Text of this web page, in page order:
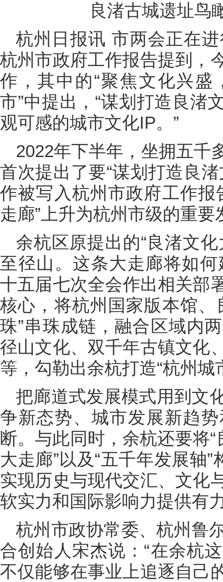
良渚古城遗址鸟
杭州日报讯 市两会正在
杭州市政府工作报告提到，
作，其中的“聚焦文化兴
市”中提出，“谋划打造良渚
观可感的城市文化IP。”
2022年下半年，坐拥五千
首次提出了要“谋划打造良
作被写入杭州市政府工作报
走廊”上升为杭州市级的重
余杭区原提出的“良渚文
至径山。这条大走廊将如
十五届七次全会作出相关
核心，将杭州国家版本馆、
珠”串珠成链，融合区域内
径山文化、双千年古镇文化
等，勾勒出余杭打造“杭州城
把廊道式发展模式用到文
争新态势、城市发展新趋
断。与此同时，余杭还要将
大走廊”以及“五千年发展轴
实现历史与现代交汇、文化
软实力和国际影响力提供有
杭州市政协常委、杭州鲁
合创始人宋杰说：“在余杭
不仅能够在事业上追逐自己